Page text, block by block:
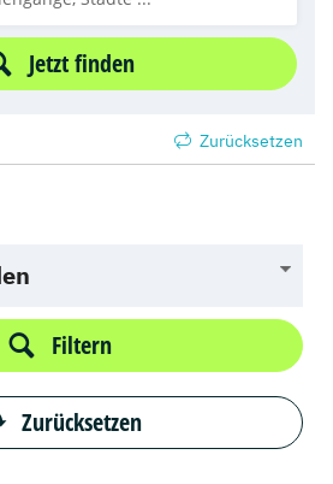
Jetzt finden
Zurücksetzen
Filtern
Zurücksetzen